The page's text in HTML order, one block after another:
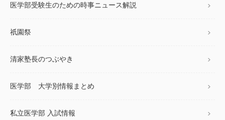
医学部受験生のための時事ニュース解説
祇園祭
清家塾長のつぶやき
医学部 大学別情報まとめ
私立医学部 入試情報